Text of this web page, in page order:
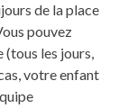
de la place
pouvez
(tous les jours,
votre enfant